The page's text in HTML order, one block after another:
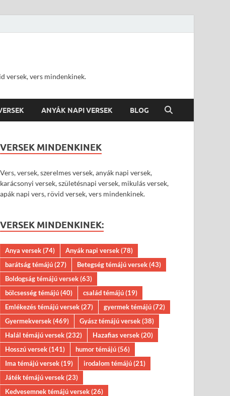
versek, vers mindenkinek.
ANYÁK NAPI VERSEK BLOG
VERSEK MINDENKINEK
Vers, versek, szerelmes versek, anyák napi versek,
karácsonyi versek, születésnapi versek, mikulás versek,
apák napi vers, rövid versek, vers mindenkinek.
VERSEK MINDENKINEK:
Anya versek(74) Anyák napi versek(78)
barátság témájú(27) Betegség témájú versek(43)
Boldogság témájú versek(63)
bölcsesség témájú(40) család témájú(19)
Emlékezés témájú versek(27) gyermek témájú(72)
Gyermekversek(469) Gyász témájú versek(38)
Halál témájú versek(232) Hazafias versek(20)
Hosszú versek(141) humor témájú(56)
Ima témájú versek(19) irodalom témájú(21)
Játék témájú versek(23)
Kedvesemnek témájú versek(26)